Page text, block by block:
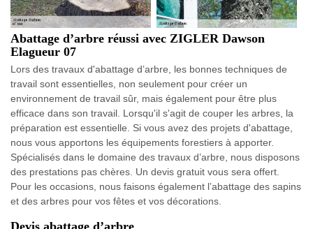
Abattage d’arbre réussi avec ZIGLER Dawson
Elagueur 07
Lors des travaux d'abattage d’arbre, les bonnes techniques de
travail sont essentielles, non seulement pour créer un
environnement de travail sûr, mais également pour être plus
efficace dans son travail. Lorsqu'il s'agit de couper les arbres, la
préparation est essentielle. Si vous avez des projets d'abattage,
nous vous apportons les équipements forestiers à apporter.
Spécialisés dans le domaine des travaux d’arbre, nous disposons
des prestations pas chères. Un devis gratuit vous sera offert.
Pour les occasions, nous faisons également l’abattage des sapins
et des arbres pour vos fêtes et vos décorations.